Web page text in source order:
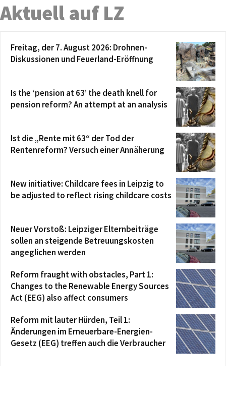
Aktuell auf LZ
Freitag, der 7. August 2026: Drohnen-
Diskussionen und Feuerland-Eröffnung
Is the ‘pension at 63’ the death knell for
pension reform? An attempt at an analysis
Ist die „Rente mit 63“ der Tod der
Rentenreform? Versuch einer Annäherung
New initiative: Childcare fees in Leipzig to
be adjusted to reflect rising childcare costs
Neuer Vorstoß: Leipziger Elternbeiträge
sollen an steigende Betreuungskosten
angeglichen werden
Reform fraught with obstacles, Part 1:
Changes to the Renewable Energy Sources
Act (EEG) also affect consumers
Reform mit lauter Hürden, Teil 1:
Änderungen im Erneuerbare-Energien-
Gesetz (EEG) treffen auch die Verbraucher